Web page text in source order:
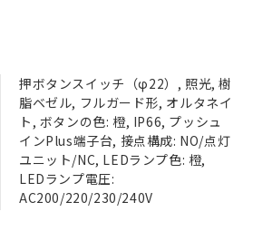
押ボタンスイッチ（φ22）, 照光, 樹
脂ベゼル, フルガード形, オルタネイ
ト, ボタンの色: 橙, IP66, プッシュ
インPlus端子台, 接点構成: NO/点灯
ユニット/NC, LEDランプ色: 橙,
LEDランプ電圧:
AC200/220/230/240V